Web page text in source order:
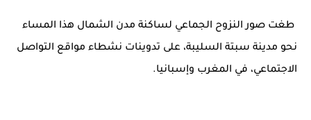
طغت صور النزوح الجماعي لساكنة مدن الشمال هذا المساء
نحو مدينة سبتة السليبة، على تدوينات نشطاء مواقع التواصل
الاجتماعي، في المغرب وإسبانيا.